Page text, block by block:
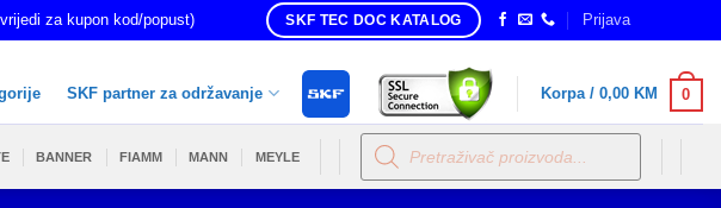
za kupon kod/popust) SKF TEC DOC KATALOG Prijava
SKF partner za održavanje Korpa / 0,00 KM 0
BANNER FIAMM MANN MEYLE
Products
search